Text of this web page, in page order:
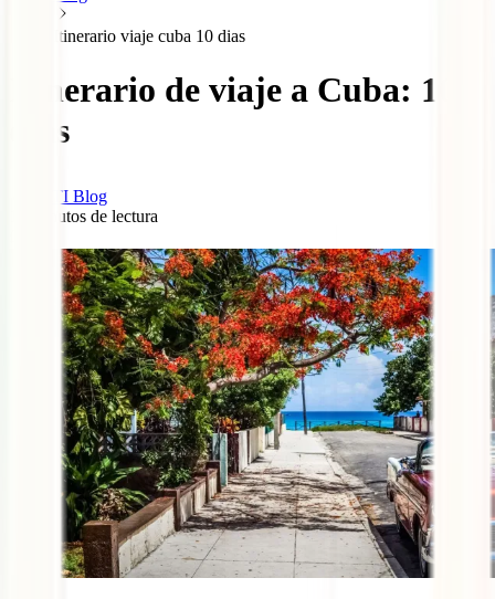
Itinerario viaje cuba 10 dias
Itinerario de viaje a Cuba: 10
días
IATI Blog
minutos de lectura